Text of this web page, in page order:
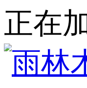
正在